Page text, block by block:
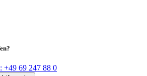
+49 69 247 88 0